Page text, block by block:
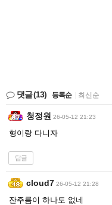
댓글(13) 등록순 최신순
청정원 26-05-12 21:23
형이랑 다니자
답글
cloud7 26-05-12 21:28
잔주름이 하나도 없네